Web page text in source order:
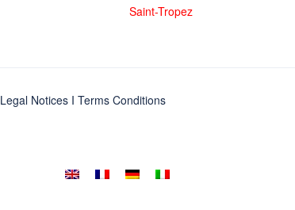
Saint-Tropez
Legal Notices I Terms Conditions